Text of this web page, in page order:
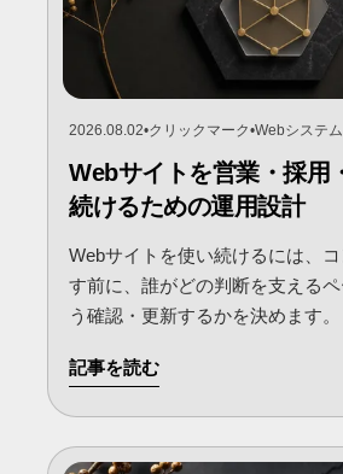
2026.08.02•クリックマーク•Webシステ
Webサイトを営業・採用
続けるための運用設計
Webサイトを使い続けるには、
す前に、誰がどの判断を支える
う確認・更新するかを決めます。
記事を読む